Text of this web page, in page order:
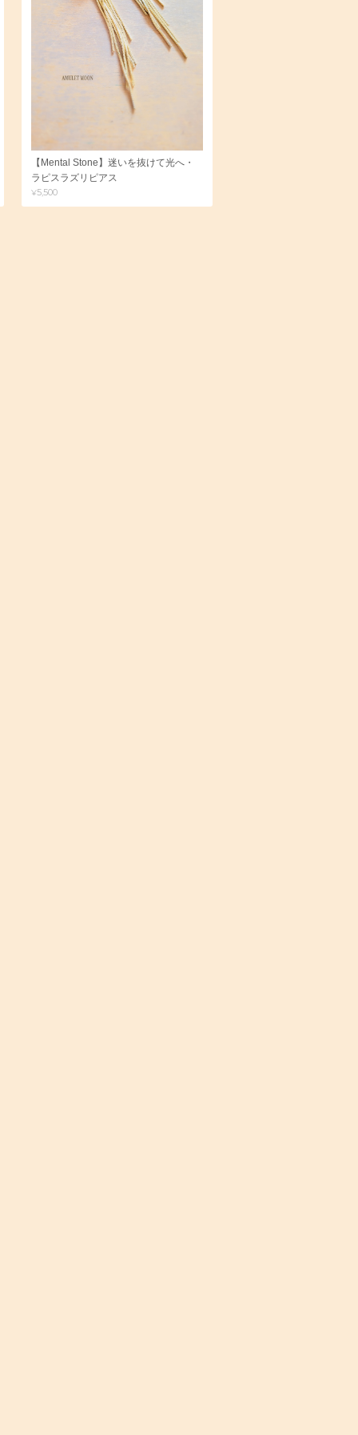
【Mental Stone】迷いを抜けて光へ・
ラピスラズリピアス
¥5,500